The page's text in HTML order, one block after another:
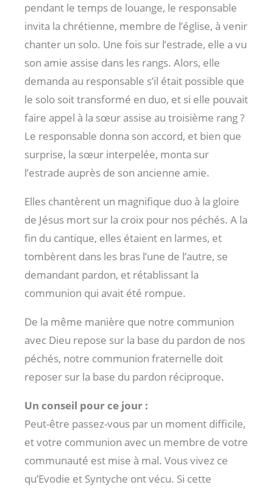
pendant le temps de louange, le responsable
invita la chrétienne, membre de l’église, à venir
chanter un solo. Une fois sur l’estrade, elle a vu
son amie assise dans les rangs. Alors, elle
demanda au responsable s’il était possible que
le solo soit transformé en duo, et si elle pouvait
faire appel à la sœur assise au troisième rang ?
Le responsable donna son accord, et bien que
surprise, la sœur interpelée, monta sur
l’estrade auprès de son ancienne amie.
Elles chantèrent un magnifique duo à la gloire
de Jésus mort sur la croix pour nos péchés. A la
fin du cantique, elles étaient en larmes, et
tombèrent dans les bras l’une de l’autre, se
demandant pardon, et rétablissant la
communion qui avait été rompue.
De la même manière que notre communion
avec Dieu repose sur la base du pardon de nos
péchés, notre communion fraternelle doit
reposer sur la base du pardon réciproque.
Un conseil pour ce jour :
Peut-être passez-vous par un moment difficile,
et votre communion avec un membre de votre
communauté est mise à mal. Vous vivez ce
qu’Evodie et Syntyche ont vécu. Si cette